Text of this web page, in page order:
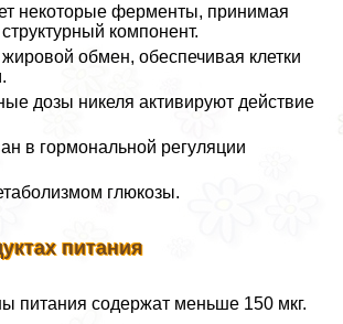
некоторые ферменты, принимая
компонент.
обмен, обеспечивая клетки
дозы никеля активируют действие
в гормональной регуляции
глюкозы.
питания
питания содержат меньше 150 мкг.